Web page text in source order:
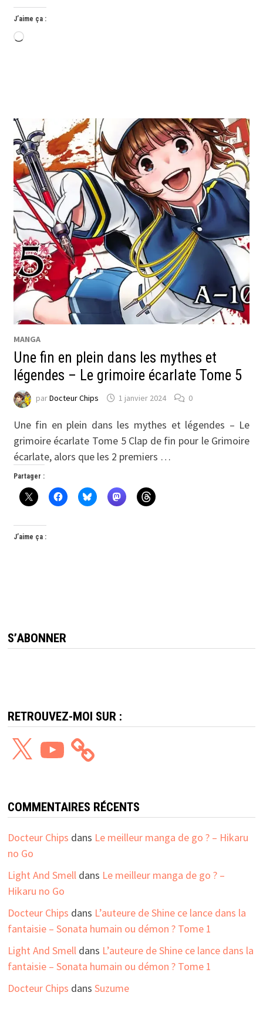
J’aime ça :
Chargement…
MANGA
Une fin en plein dans les mythes et
légendes – Le grimoire écarlate Tome 5
parDocteur Chips 1 janvier 2024 0
Une fin en plein dans les mythes et légendes – Le
grimoire écarlate Tome 5 Clap de fin pour le Grimoire
écarlate, alors que les 2 premiers …
Partager :
J’aime ça :
S’ABONNER
RETROUVEZ-MOI SUR :
YouTube
COMMENTAIRES RÉCENTS
Docteur Chips dans Le meilleur manga de go ? – Hikaru
no Go
Light And Smelldans Le meilleur manga de go ? –
Hikaru no Go
Docteur Chips dans L’auteure de Shine ce lance dans la
fantaisie – Sonata humain ou démon ? Tome 1
Light And Smelldans L’auteure de Shine ce lance dans la
fantaisie – Sonata humain ou démon ? Tome 1
Docteur Chips dans Suzume